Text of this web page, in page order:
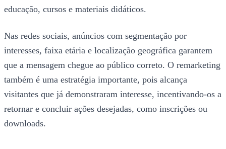
educação, cursos e materiais didáticos.
Nas redes sociais, anúncios com segmentação por
interesses, faixa etária e localização geográfica garantem
que a mensagem chegue ao público correto. O remarketing
também é uma estratégia importante, pois alcança
visitantes que já demonstraram interesse, incentivando-os a
retornar e concluir ações desejadas, como inscrições ou
downloads.